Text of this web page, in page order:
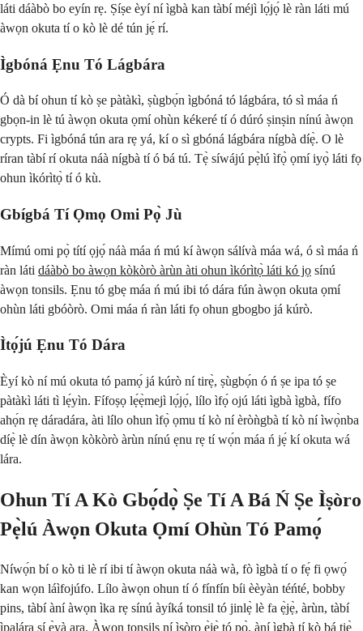
láti dáàbò bo eyín rẹ. Ṣíṣe èyí ní ìgbà kan tàbí méjì lọ́jọ́ lè ràn láti mú
àwọn okuta tí o kò lè dé tún jẹ́ rí.
Ìgbóná Ẹnu Tó Lágbára
Ó dà bí ohun tí kò ṣe pàtàkì, ṣùgbọ́n ìgbóná tó lágbára, tó sì máa ń
gbọn-in lè tú àwọn okuta ọmí ohùn kékeré tí ó dúró ṣinṣin nínú àwọn
crypts. Fi ìgbóná tún ara rẹ yá, kí o sì gbóná lágbára nígbà díẹ̀. O lè
ríran tàbí rí okuta náà nígbà tí ó bá tú. Tẹ̀ síwájú pẹ̀lú ìfọ̀ ọmí iyọ̀ láti fọ
ohun ìkórìtọ̀ tí ó kù.
Gbígbá Tí Ọmọ Omi Pọ̀ Jù
Mímú omi pọ̀ títí ọjọ́ náà máa ń mú kí àwọn sálívà máa wá, ó sì máa ń
ràn láti dáàbò bo àwọn kòkòrò àrùn àti ohun ìkórìtọ̀ láti kó jọ sínú
àwọn tonsils. Ẹnu tó gbẹ máa ń mú ibi tó dára fún àwọn okuta ọmí
ohùn láti gbóòrò. Omi máa ń ràn láti fọ ohun gbogbo já kúrò.
Ìtọ́jú Ẹnu Tó Dára
Èyí kò ní mú okuta tó pamọ́ já kúrò ní tirẹ̀, ṣùgbọ́n ó ń ṣe ipa tó ṣe
pàtàkì láti tì lẹ́yìn. Fífoṣọ lẹ́ẹ̀mejì lọ́jọ́, lílo ìfọ́ ojú láti ìgbà ìgbà, fífo
ahọ́n rẹ dáradára, àti lílo ohun ìfọ̀ ọmu tí kò ní èròǹgbà tí kò ní ìwọ̀nba
díẹ̀ lè dín àwọn kòkòrò àrùn nínú ẹnu rẹ tí wọ́n máa ń jẹ́ kí okuta wá
lára.
Ohun Tí A Kò Gbọ́dọ̀ Ṣe Tí A Bá Ń Ṣe Ìṣòro
Pẹ̀lú Àwọn Okuta Ọmí Ohùn Tó Pamọ́
Níwọ́n bí o kò ti lè rí ibi tí àwọn okuta náà wà, fò ìgbà tí o fẹ́ fi ọwọ́
kan wọn láìfojúfo. Lílo àwọn ohun tí ó fínfín bíi èèyàn téńté, bobby
pins, tàbí àní àwọn ìka rẹ sínú àyíká tonsil tó jinlẹ̀ lè fa ẹ̀jẹ̀, àrùn, tàbí
ìpalára sí ẹ̀yà ara. Àwọn tonsils ní ìṣòro ẹ̀jẹ̀ tó pọ̀, àní ìgbà tí kò bá tiẹ̀